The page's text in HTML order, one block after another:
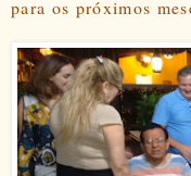
para os próximos